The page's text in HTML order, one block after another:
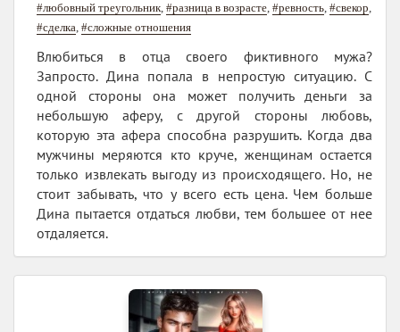
#любовный треугольник, #разница в возрасте, #ревность, #свекор,
#сделка, #сложные отношения
Влюбиться в отца своего фиктивного мужа?
Запросто. Дина попала в непростую ситуацию. С
одной стороны она может получить деньги за
небольшую аферу, с другой стороны любовь,
которую эта афера способна разрушить. Когда два
мужчины меряются кто круче, женщинам остается
только извлекать выгоду из происходящего. Но, не
стоит забывать, что у всего есть цена. Чем больше
Дина пытается отдаться любви, тем большее от нее
отдаляется.